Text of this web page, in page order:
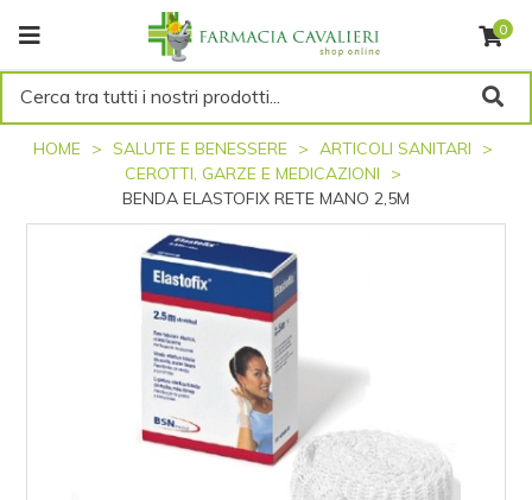
0
Cerca tra tutti i nostri prodotti...
HOME SALUTE E BENESSERE
ARTICOLI SANITARI
CEROTTI, GARZE E MEDICAZIONI
BENDA ELASTOFIX RETE MANO 2,5M